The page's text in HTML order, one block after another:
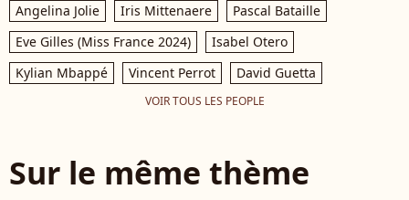
Angelina Jolie Iris Mittenaere
Pascal Bataille
Eve Gilles (Miss France 2024)
Isabel Otero
Kylian Mbappé
Vincent Perrot David Guetta
VOIR TOUS LES PEOPLE
Sur le même thème